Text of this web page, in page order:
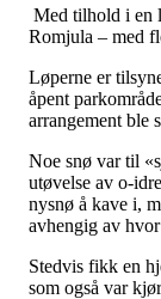
Med tilhold i en
Romjula – med
Løperne er
åpent
arrangement ble
Noe snø var til
utøvelse av o-
nysnø å kave i,
avhengig av
Stedvis fikk en
som også var